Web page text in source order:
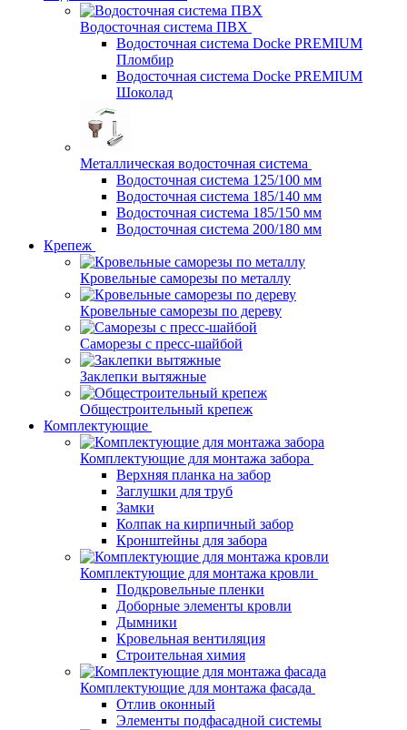
Водосточная система ПВХ
Водосточная система Docke PREMIUM
Пломбир
Водосточная система Docke PREMIUM
Шоколад
Металлическая водосточная система
Водосточная система 125/100 мм
Водосточная система 185/140 мм
Водосточная система 185/150 мм
Водосточная система 200/180 мм
Крепеж
Кровельные саморезы по металлу
Кровельные саморезы по дереву
Саморезы с пресс-шайбой
Заклепки вытяжные
Общестроительный крепеж
Комплектующие
Комплектующие для монтажа забора
Верхняя планка на забор
Заглушки для труб
Замки
Колпак на кирпичный забор
Кронштейны для забора
Комплектующие для монтажа кровли
Подкровельные пленки
Доборные элементы кровли
Дымники
Кровельная вентиляция
Строительная химия
Комплектующие для монтажа фасада
Отлив оконный
Элементы подфасадной системы